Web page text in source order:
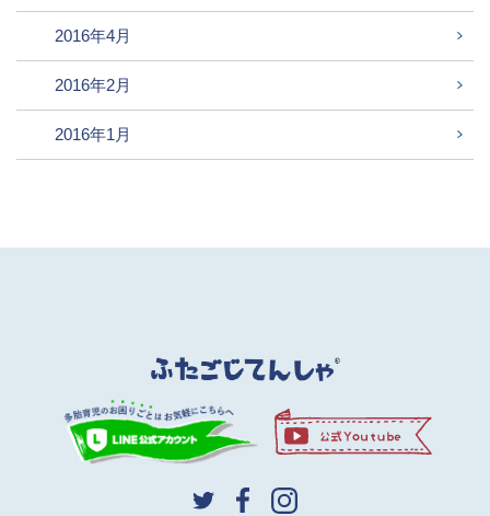
2016年4月
2016年2月
2016年1月